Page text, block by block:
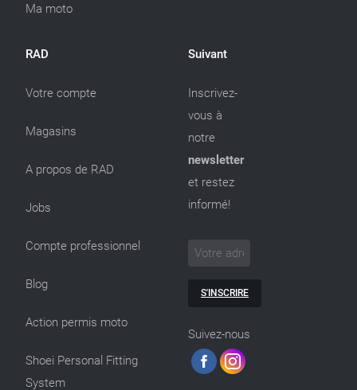
Ma moto
RAD
Votre compte
Magasins
A propos de RAD
Jobs
Compte professionnel
Blog
Action permis moto
Shoei Personal Fitting
System
Suivant
Inscrivez-
vous à
notre
newsletter
et restez
informé!
S'INSCRIRE
Suivez-nous